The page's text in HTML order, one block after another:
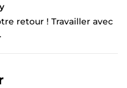
retour ! Travailler avec